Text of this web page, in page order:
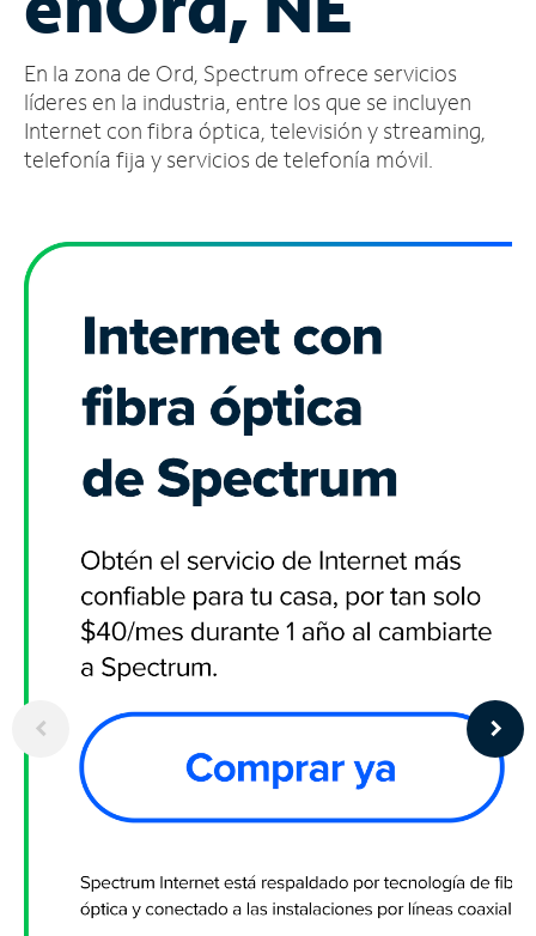
cuenta
Encuentra
una
tienda
En la zona de Ord, Spectrum ofrece servicios
líderes en la industria, entre los que se incluyen
Internet con fibra óptica, televisión y streaming,
telefonía fija y servicios de telefonía móvil.